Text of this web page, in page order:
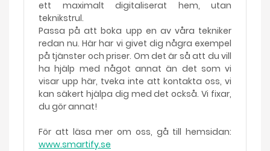
ett maximalt digitaliserat hem, utan
teknikstrul.
Passa på att boka upp en av våra tekniker
redan nu. Här har vi givet dig några exempel
på tjänster och priser. Om det är så att du vill
ha hjälp med något annat än det som vi
visar upp här, tveka inte att kontakta oss, vi
kan säkert hjälpa dig med det också. Vi fixar,
du gör annat!
För att läsa mer om oss, gå till hemsidan:
www.smartify.se